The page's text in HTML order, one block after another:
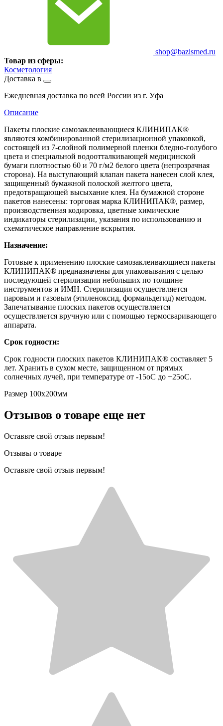
shop@bazismed.ru
Товар из сферы:
Косметология
Доставка в
Ежедневная доставка по всей России из г. Уфа
Описание
Пакеты плоские самозаклеивающиеся КЛИНИПАК®
являются комбинированной стерилизационной упаковкой,
состоящей из 7-слойной полимерной пленки бледно-голубого
цвета и специальной водоотталкивающей медицинской
бумаги плотностью 60 и 70 г/м2 белого цвета (непрозрачная
сторона). На выступающий клапан пакета нанесен слой клея,
защищенный бумажной полоской желтого цвета,
предотвращающей высыхание клея. На бумажной стороне
пакетов нанесены: торговая марка КЛИНИПАК®, размер,
производственная кодировка, цветные химические
индикаторы стерилизации, указания по использованию и
схематическое направление вскрытия.
Назначение:
Готовые к применению плоские самозаклеивающиеся пакеты
КЛИНИПАК® предназначены для упаковывания с целью
последующей стерилизации небольших по толщине
инструментов и ИМН. Стерилизация осуществляется
паровым и газовым (этиленоксид, формальдегид) методом.
Запечатывание плоских пакетов осуществляется
осуществляется вручную или с помощью термосваривающего
аппарата.
Срок годности:
Срок годности плоских пакетов КЛИНИПАК® составляет 5
лет. Хранить в сухом месте, защищенном от прямых
солнечных лучей, при температуре от -15оС до +25оС.
Размер 100x200мм
Отзывов о товаре еще нет
Оставьте свой отзыв первым!
Отзывы о товаре
Оставьте свой отзыв первым!